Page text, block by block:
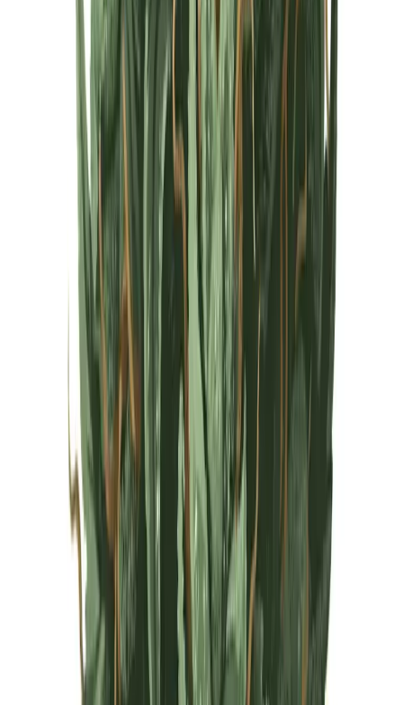
Cannabis Extrakte
Live Rosin